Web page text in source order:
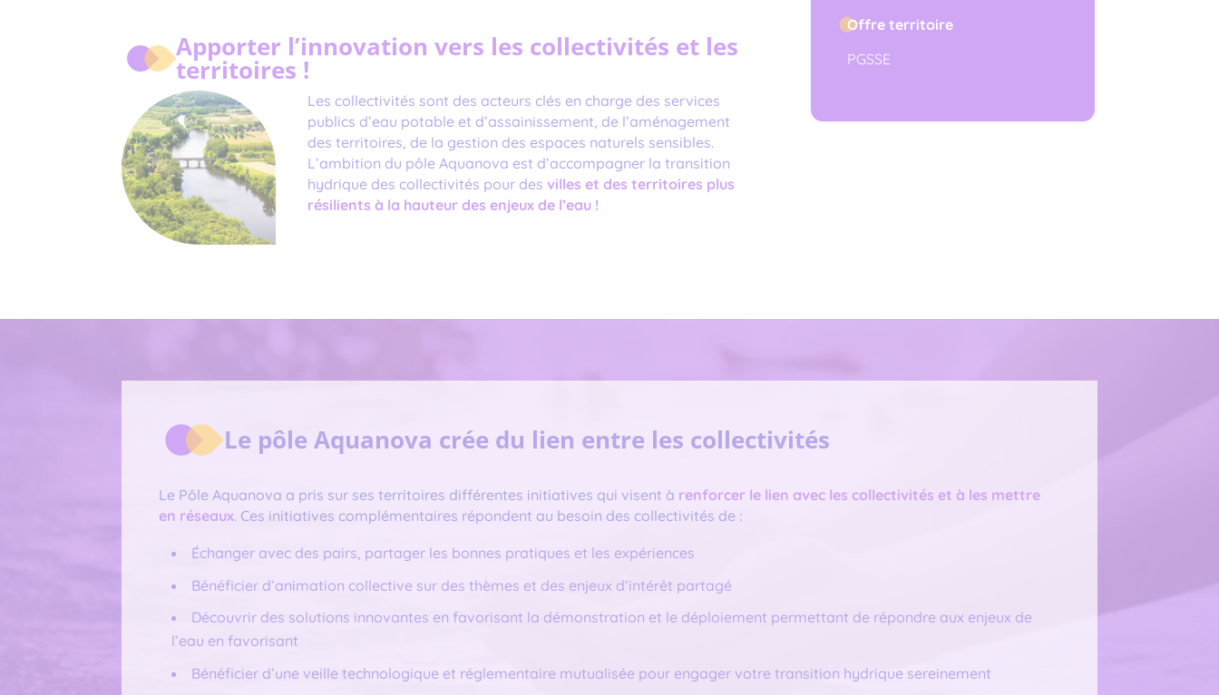
Apporter l’innovation vers les collectivités et les
territoires !
Les collectivités sont des acteurs clés en charge des services
publics d’eau potable et d’assainissement, de l’aménagement
des territoires, de la gestion des espaces naturels sensibles.
L’ambition du pôle Aquanova est d’accompagner la transition
hydrique des collectivités pour desvilles et des territoires plus
résilients à la hauteur des enjeux de l’eau !
Offre territoire
PGSSE
Le pôle Aquanova crée du lien entre les collectivités
Le Pôle Aquanova a pris sur ses territoires différentes initiatives qui visent à renforcer le lien avec les collectivités et à les mettre
en réseaux. Ces initiatives complémentaires répondent au besoin des collectivités de :
Échanger avec des pairs, partager les bonnes pratiques et les expériences
Bénéficier d’animation collective sur des thèmes et des enjeux d’intérêt partagé
Découvrir des solutions innovantes en favorisant la démonstration et le déploiement permettant de répondre aux enjeux de
l’eau en favorisant
Bénéficier d’une veille technologique et réglementaire mutualisée pour engager votre transition hydrique sereinement